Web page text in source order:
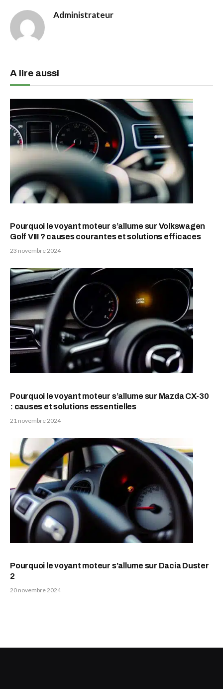
Administrateur
A lire aussi
Pourquoi le voyant moteur s’allume sur Volkswagen
Golf VIII ? causes courantes et solutions efficaces
23 novembre 2024
Pourquoi le voyant moteur s’allume sur Mazda CX-30
: causes et solutions essentielles
21 novembre 2024
Pourquoi le voyant moteur s’allume sur Dacia Duster
2
20 novembre 2024